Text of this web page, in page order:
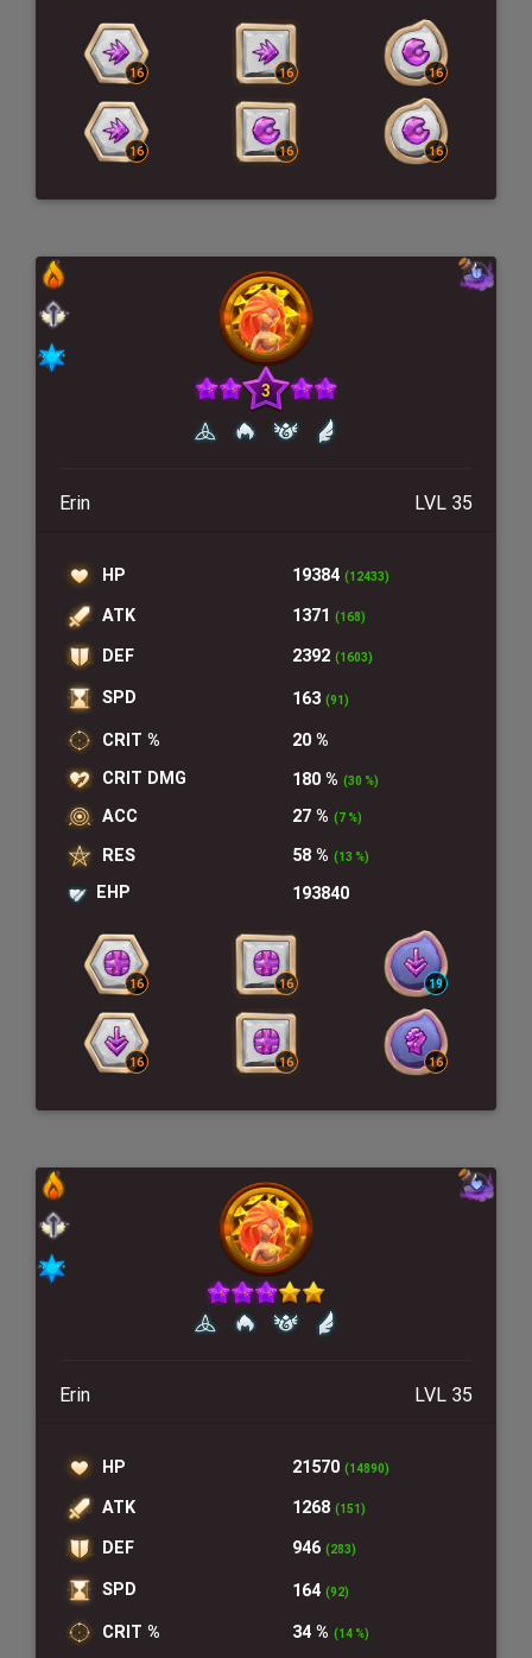
Erin LVL 35
HP 19384 (12433)
ATK 1371 (168)
DEF 2392 (1603)
SPD 163 (91)
CRIT %
20 %
CRIT DMG
180 % (30 %)
ACC 27 % (7 %)
RES 58 % (13 %)
EHP 193840
Erin LVL 35
HP 21570 (14890)
ATK 1268 (151)
DEF 946 (283)
SPD 164 (92)
CRIT % 34 % (14 %)